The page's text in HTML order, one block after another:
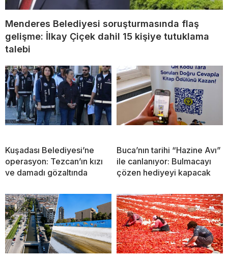
Menderes Belediyesi soruşturmasında flaş
gelişme: İlkay Çiçek dahil 15 kişiye tutuklama
talebi
Kuşadası Belediyesi’ne
operasyon: Tezcan’ın kızı
ve damadı gözaltında
Buca’nın tarihi “Hazine Avı”
ile canlanıyor: Bulmacayı
çözen hediyeyi kapacak